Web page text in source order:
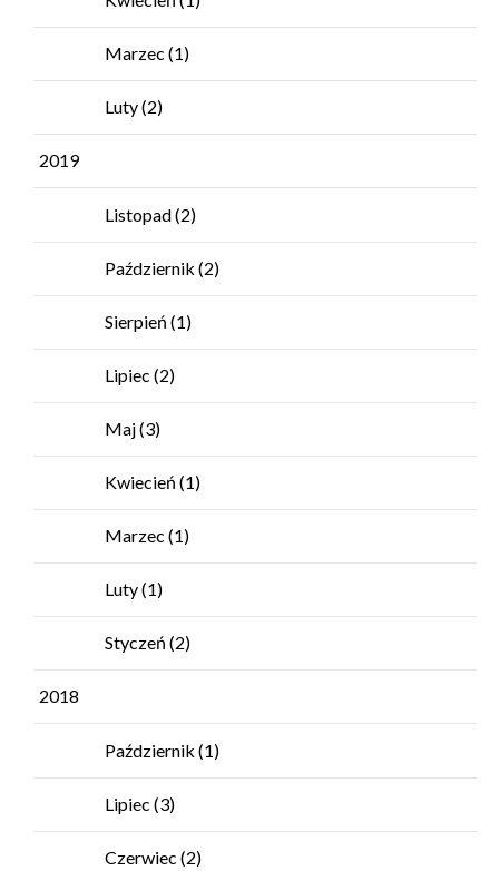
Marzec (1)
Luty(2)
2019
Listopad(2)
Październik (2)
Sierpień (1)
Lipiec (2)
Maj(3)
Kwiecień (1)
Marzec (1)
Luty(1)
Styczeń (2)
2018
Październik (1)
Lipiec (3)
Czerwiec (2)